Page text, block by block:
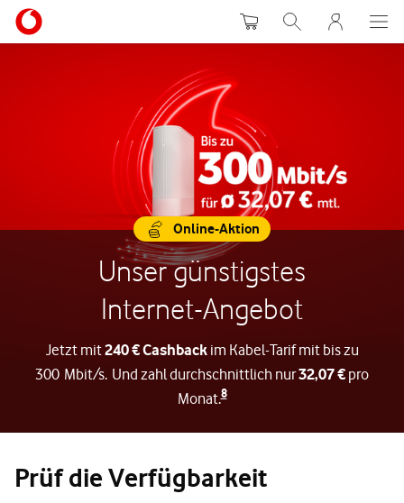
WarenkorbSuche MeinVodafone
Online-Aktion
Unser günstigstes
Internet-Angebot
Jetzt mit240 € Cashback im Kabel-Tarif mit bis zu
300 Mbit/s. Und zahl durchschnittlich nur32,07 € pro
Monat.8
Prüf die Verfügbarkeit